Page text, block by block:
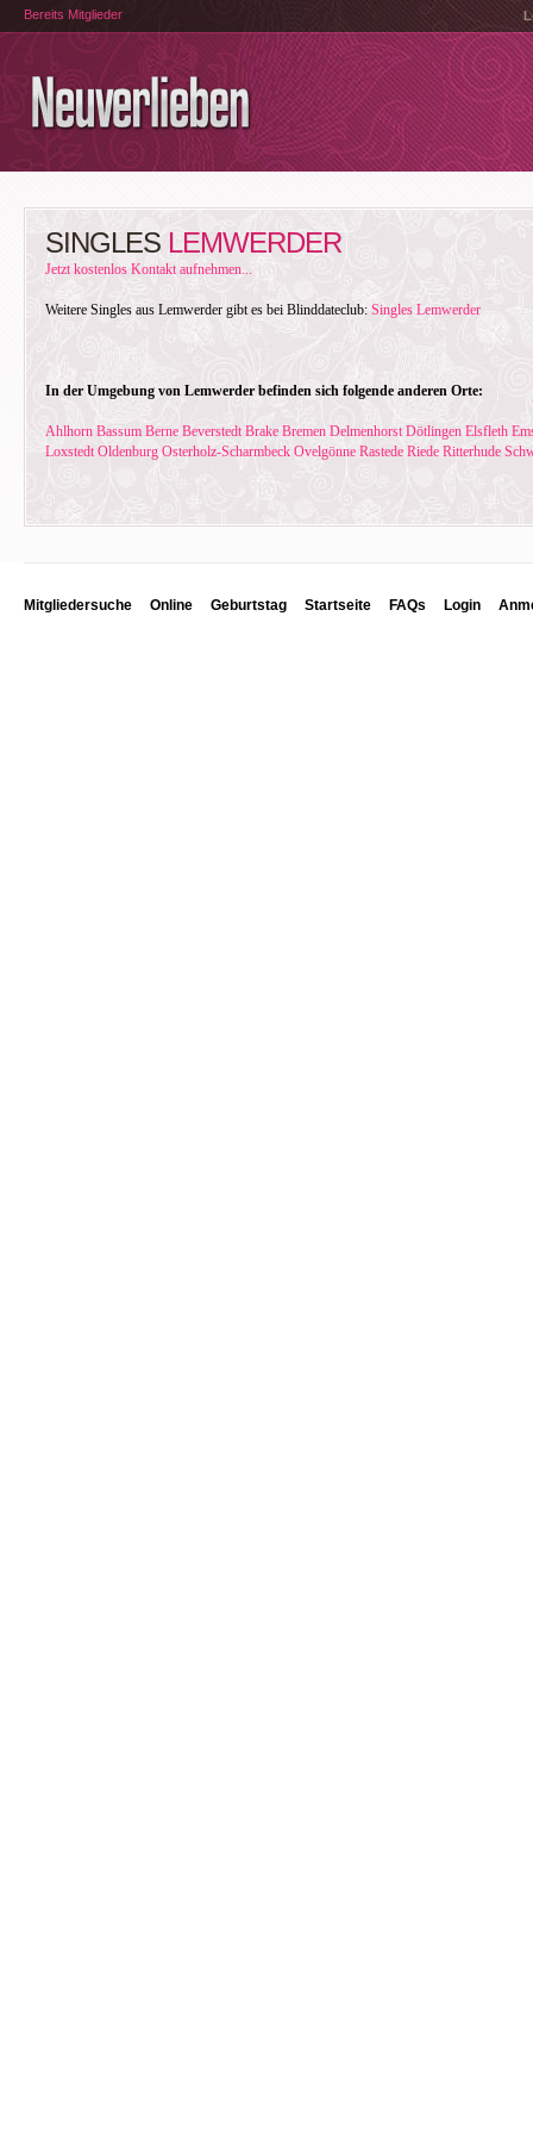
Bereits Mitglieder
SINGLES LEMWERDER
Jetzt kostenlos Kontakt aufnehmen...
Weitere Singles aus Lemwerder gibt es bei Blinddateclub: Singles Lemwerder
In der Umgebung von Lemwerder befinden sich folgende anderen Orte:
Ahlhorn Bassum Berne Beverstedt Brake Bremen Delmenhorst Dötlingen Elsfleth
Loxstedt Oldenburg Osterholz-Scharmbeck Ovelgönne Rastede Riede Ritterhude
Mitgliedersuche Online Geburtstag Startseite FAQs Login